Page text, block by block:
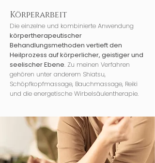
Körperarbeit
Die einzelne und kombinierte Anwendung
körpertherapeutischer
Behandlungsmethoden vertieft den
Heilprozess auf körperlicher, geistiger und
seelischer Ebene. Zu meinen Verfahren
gehören unter anderem Shiatsu,
Schöpfkopfmassage, Bauchmassage, Reiki
und die energetische Wirbelsäulentherapie.